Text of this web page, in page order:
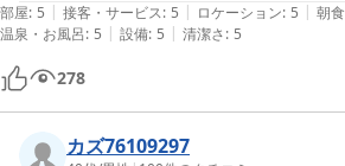
部屋: 5 | 接客・サービス: 5 | ロケーション: 5 | 朝食
温泉・お風呂: 5 | 設備: 5 | 清潔さ: 5
278
カズ76109297